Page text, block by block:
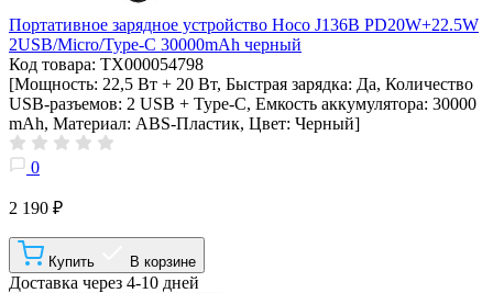
Портативное зарядное устройство Hoco J136B PD20W+22.5W
2USB/Micro/Type-C 30000mAh черный
Код товара: ТХ000054798
[Мощность: 22,5 Вт + 20 Вт, Быстрая зарядка: Да, Количество
USB-разъемов: 2 USB + Type-C, Емкость аккумулятора: 30000
mAh, Материал: ABS-Пластик, Цвет: Черный]
0
2 190 ₽
Купить В корзине
Доставка через 4-10 дней